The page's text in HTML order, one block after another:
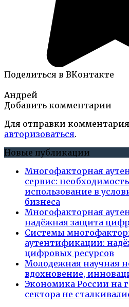
Поделиться в ВКонтакте
Андрей
Добавить комментарии
Для отправки
авторизоваться.
Новые публикации
Многофакторная
сервис:
использование в
бизнеса
Многофакторная
надёжная защита
Системы
аутентификации:
цифровых ресурсов
Молодежная научная
вдохновение,
Экономика России на
сектора не